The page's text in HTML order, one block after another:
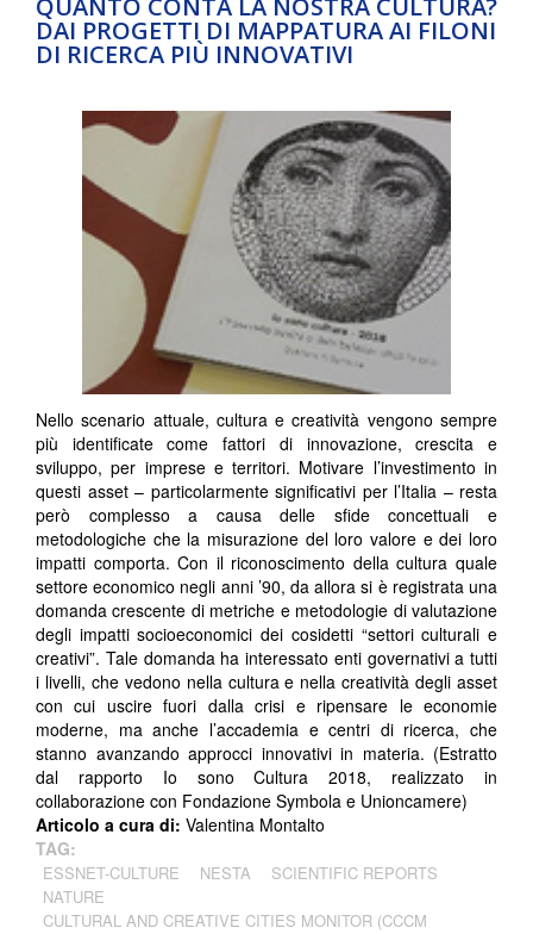
QUANTO CONTA LA NOSTRA CULTURA?
DAI PROGETTI DI MAPPATURA AI FILONI
DI RICERCA PIÙ INNOVATIVI
Nello scenario attuale, cultura e creatività vengono sempre
più identificate come fattori di innovazione, crescita e
sviluppo, per imprese e territori. Motivare l’investimento in
questi asset – particolarmente significativi per l’Italia – resta
però complesso a causa delle sfide concettuali e
metodologiche che la misurazione del loro valore e dei loro
impatti comporta. Con il riconoscimento della cultura quale
settore economico negli anni ’90, da allora si è registrata una
domanda crescente di metriche e metodologie di valutazione
degli impatti socioeconomici dei cosidetti “settori culturali e
creativi”. Tale domanda ha interessato enti governativi a tutti
i livelli, che vedono nella cultura e nella creatività degli asset
con cui uscire fuori dalla crisi e ripensare le economie
moderne, ma anche l’accademia e centri di ricerca, che
stanno avanzando approcci innovativi in materia. (Estratto
dal rapporto Io sono Cultura 2018, realizzato in
collaborazione con Fondazione Symbola e Unioncamere)
Articolo a cura di: Valentina Montalto
TAG:
ESSNET-CULTURE NESTA
SCIENTIFIC REPORTS
NATURE
CULTURAL AND CREATIVE CITIES MONITOR (CCCM